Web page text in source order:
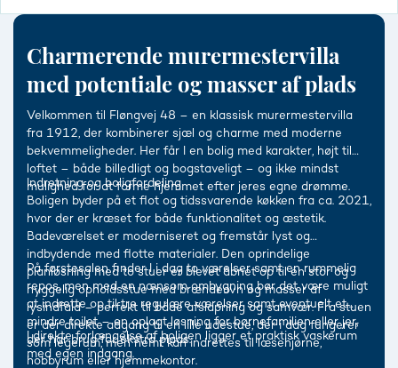
Charmerende murermestervilla
med potentiale og masser af plads
Velkommen til Fløngvej 48 – en klassisk murermestervilla
fra 1912, der kombinerer sjæl og charme med moderne
bekvemmeligheder. Her får I en bolig med karakter, højt til
loftet – både billedligt og bogstaveligt – og ikke mindst
mulighed for at forme hjemmet efter jeres egne drømme.
Indretning og boligfordeling
Boligen byder på et flot og tidssvarende køkken fra ca. 2021,
hvor der er kræset for både funktionalitet og æstetik.
Badeværelset er moderniseret og fremstår lyst og
indbydende med flotte materialer. Den oprindelige
planløsning med to stuer er blevet åbnet op til én stor og
hyggelig opholdsstue med brændeovn og masser af
lysindfald – perfekt til både afslapning og samvær. Fra stuen
er der direkte adgang til en lille udestue, der i dag fungerer
som legerum, men nemt kan indrettes til læsehjørne,
hobbyrum eller hjemmekontor.
På førstesalen finder I i dag to værelser samt en rummelig
repos, men med en nænsom ombygning bør det være muligt
at indrette op til tre regulære værelser samt eventuelt et
mindre toilet – en oplagt løsning for børnefamilien eller jer,
der har brug for ekstra plads.
I direkte forlængelse af boligen ligger et praktisk vaskerum
med egen indgang.